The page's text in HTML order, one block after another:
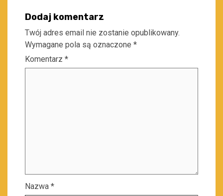
Dodaj komentarz
Twój adres email nie zostanie opublikowany.
Wymagane pola są oznaczone *
Komentarz *
Nazwa *